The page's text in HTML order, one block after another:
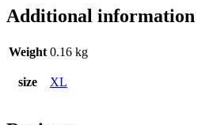
Additional information
Weight 0.16 kg
size XL